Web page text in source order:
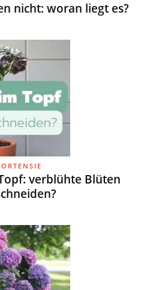
nicht: woran liegt es?
verblühte Blüten